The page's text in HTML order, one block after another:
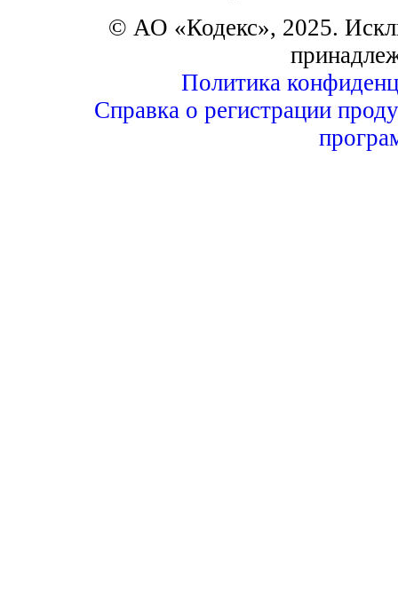
© АО «Кодекс», 2025.
Политика
Справка о регистрации